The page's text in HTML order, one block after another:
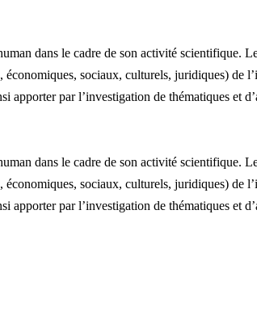
dans le cadre de son activité scientifique.
sociaux, culturels, juridiques) de
par l’investigation de thématiques et
dans le cadre de son activité scientifique.
sociaux, culturels, juridiques) de
par l’investigation de thématiques et